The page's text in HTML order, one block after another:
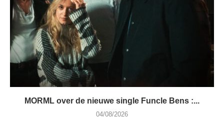
MORML over de nieuwe single Funcle Bens :...
04/08/2026